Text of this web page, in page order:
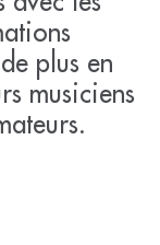
plus en
musiciens